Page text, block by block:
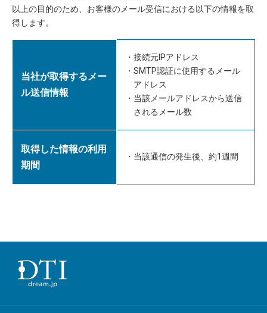
以上の目的のため、お客様のメール受信における以下の情報を取
得します。
当社が取得するメー
ル送信情報
接続元IPアドレス
SMTP認証に使用するメール
アドレス
当該メールアドレスから送信
されるメール数
取得した情報の利用
期間
当該通信の発生後、約1週間